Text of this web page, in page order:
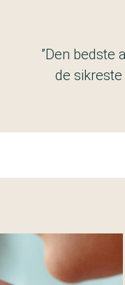
”Den bedste
de